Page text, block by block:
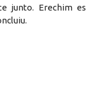
junto. Erechim